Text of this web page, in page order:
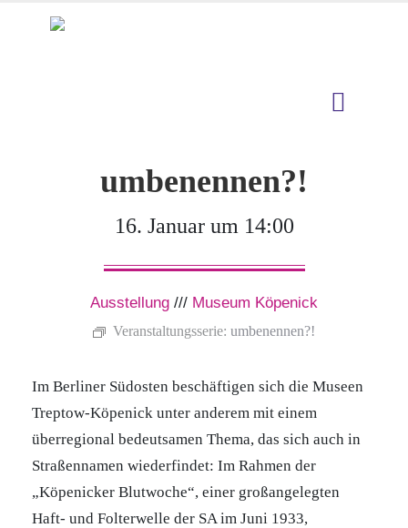
umbenennen?!
16. Januar um 14:00
Ausstellung /// Museum Köpenick
Veranstaltungsserie: umbenennen?!
Im Berliner Südosten beschäftigen sich die Museen
Treptow-Köpenick unter anderem mit einem
überregional bedeutsamen Thema, das sich auch in
Straßennamen wiederfindet: Im Rahmen der
„Köpenicker Blutwoche“, einer großangelegten
Haft- und Folterwelle der SA im Juni 1933,